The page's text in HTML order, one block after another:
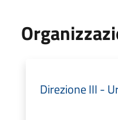
Direzione III -